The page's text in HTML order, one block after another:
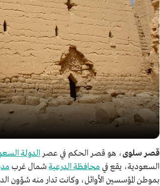
قصر سلوى، هو قصر الحكم في عصر الدولة
السعودية، يقع في محافظة الدرعية شمال غرب
بموطن المؤسسين الأوائل، وكانت تدار منه شؤون